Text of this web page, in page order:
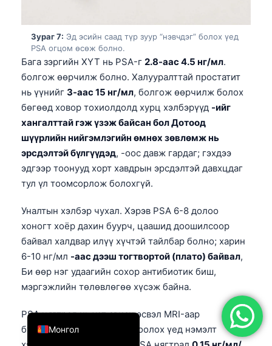
Зураг 7: Эд эсийн саад түр зуур “нэвчдэг” болох үед
PSA огцом өсөж болно.
Бага зэргийн ХҮТ нь PSA-г 2.8-аас 4.5 нг/мл.
болгож өөрчилж болно. Халууралттай простатит
нь үүнийг 3-аас 15 нг/мл, болгож өөрчилж болох
бөгөөд ховор тохиолдолд хурц хэлбэрүүд -ийг
хангалттай гэж үзэж байсан бол Дотоод
шүүрлийн нийгэмлэгийн өмнөх зөвлөмж нь
эрсдэлтэй бүлгүүдэд, -оос давж гардаг; гэхдээ
эдгээр тоонууд хорт хавдрын эрсдэлтэй давхцдаг
тул үл тоомсорлож болохгүй.
Уналтын хэлбэр чухал. Хэрэв PSA 6-8 долоо
хоногт хоёр дахин буурч, цаашид доошилсоор
байвал халдвар илүү хүчтэй тайлбар болно; харин
6-10 нг/мл -аас дээш тогтвортой (плато) байвал,
Би өөр нэг удаагийн сохор антибиотик биш,
мэргэжлийн төлөвлөгөө хүсэж байна.
PSA нягтрал нь хэт авиан эсвэл MRI-аар
булчирхайн хэмжээг тооцоолох үед нэмэлт
Монгол
Deutsch
العربية
Français
עִבְרִית
Italiano
Español
Português
Ελληνικά
Türkçe
Română
简体中文
فارسی
Български
Dansk